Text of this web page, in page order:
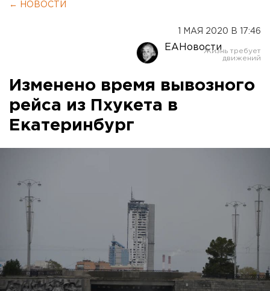
← НОВОСТИ
1 МАЯ 2020 В 17:46
ЕАНовости
Изменено время вывозного
рейса из Пхукета в
Екатеринбург